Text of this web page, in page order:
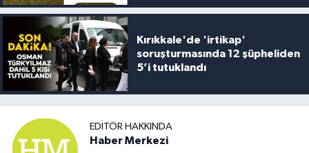
Kırıkkale'de 'irtikap'
soruşturmasında 12 şüpheliden
5’i tutuklandı
EDITÖR HAKKINDA
Haber Merkezi